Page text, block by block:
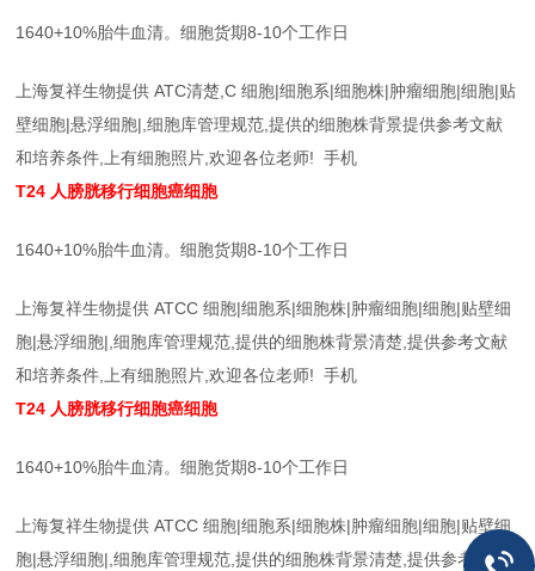
1640+10%胎牛血清。细胞货期8-10个工作日
上海复祥生物提供 ATC清楚,C 细胞|细胞系|细胞株|肿瘤细胞|细胞|贴
壁细胞|悬浮细胞|,细胞库管理规范,提供的细胞株背景提供参考文献
和培养条件,上有细胞照片,欢迎各位老师! 手机
T24 人膀胱移行细胞癌细胞
1640+10%胎牛血清。细胞货期8-10个工作日
上海复祥生物提供 ATCC 细胞|细胞系|细胞株|肿瘤细胞|细胞|贴壁细
胞|悬浮细胞|,细胞库管理规范,提供的细胞株背景清楚,提供参考文献
和培养条件,上有细胞照片,欢迎各位老师! 手机
T24 人膀胱移行细胞癌细胞
1640+10%胎牛血清。细胞货期8-10个工作日
上海复祥生物提供 ATCC 细胞|细胞系|细胞株|肿瘤细胞|细胞|贴壁细
胞|悬浮细胞|,细胞库管理规范,提供的细胞株背景清楚,提供参考文献